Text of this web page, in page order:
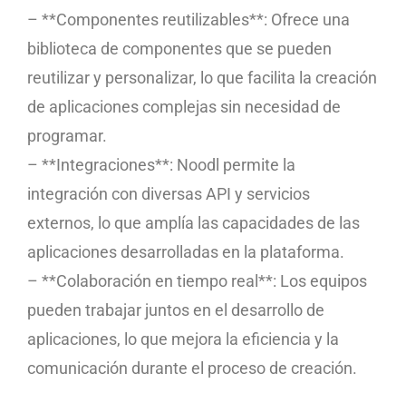
– **Componentes reutilizables**: Ofrece una
biblioteca de componentes que se pueden
reutilizar y personalizar, lo que facilita la creación
de aplicaciones complejas sin necesidad de
programar.
– **Integraciones**: Noodl permite la
integración con diversas API y servicios
externos, lo que amplía las capacidades de las
aplicaciones desarrolladas en la plataforma.
– **Colaboración en tiempo real**: Los equipos
pueden trabajar juntos en el desarrollo de
aplicaciones, lo que mejora la eficiencia y la
comunicación durante el proceso de creación.